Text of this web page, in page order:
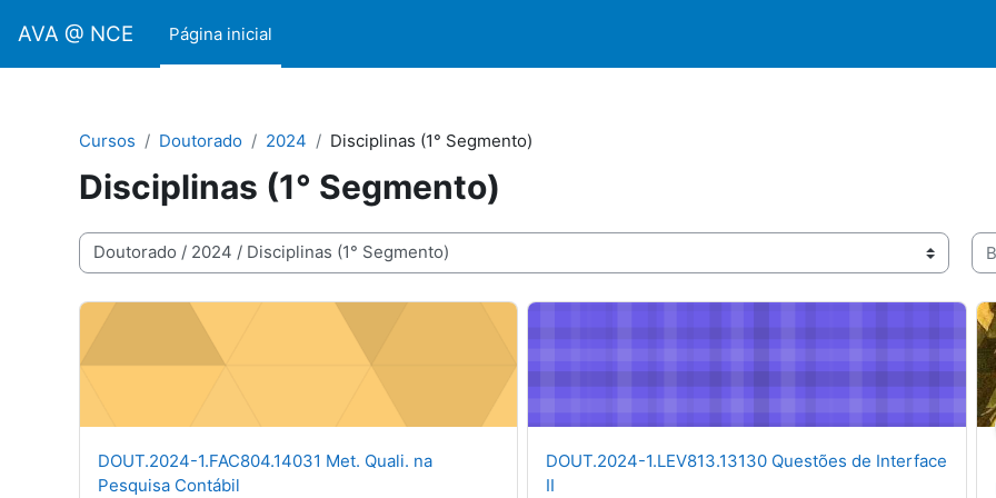
AVA @ NCE Página inicial
Cursos Doutorado 2024 Disciplinas (1° Segmento)
Disciplinas (1° Segmento)
Categorias de Cursos
DOUT.2024-1.FAC804.14031 Met. Quali. na Pesquisa Contábil
Nome do curso
DOUT.2024-1.FAC804.14031 Met. Quali. na
Pesquisa Contábil
DOUT.2024-1.LEV813.13130 Questões de Interface II
Nome do curso
DOUT.2024-1.LEV813.13130 Questões de Interface
II